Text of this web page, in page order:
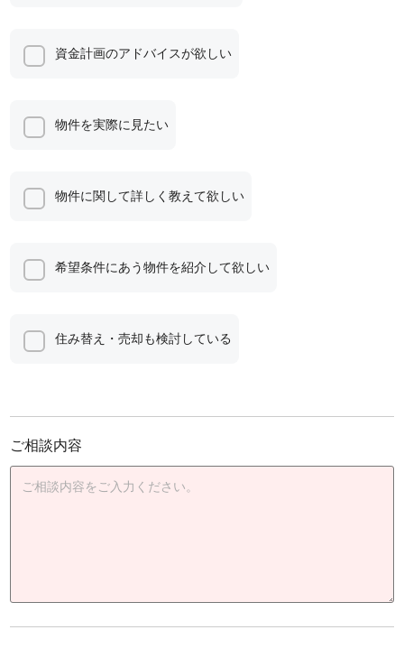
資金計画のアドバイスが欲しい
物件を実際に見たい
物件に関して詳しく教えて欲しい
希望条件にあう物件を紹介して欲しい
住み替え・売却も検討している
ご相談内容